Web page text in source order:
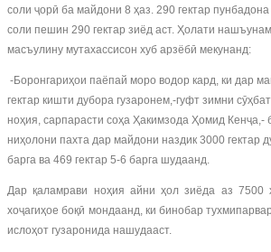
соли ҷорӣ ба майдони 8 ҳаз. 290 гектар
соли пешин 290 гектар зиёд аст. Ҳолати
масъулину мутахассисон хуб арзёбӣ мекунанд:
-Боронгариҳои паёпай моро водор кард, ки дар
гектар кишти дубора гузаронем,-гуфт зимни
ноҳия, сарпарасти соҳа Ҳакимзода Ҳомид Кенҷа,-
ниҳолони пахта дар майдони наздик 3000 гектар
барга ва 469 гектар 5-6 барга шудаанд.
Дар қаламрави ноҳия айни ҳол зиёда аз 7500
хоҷагиҳое боқӣ мондаанд, ки бинобар
ислоҳот гузаронида нашудааст.